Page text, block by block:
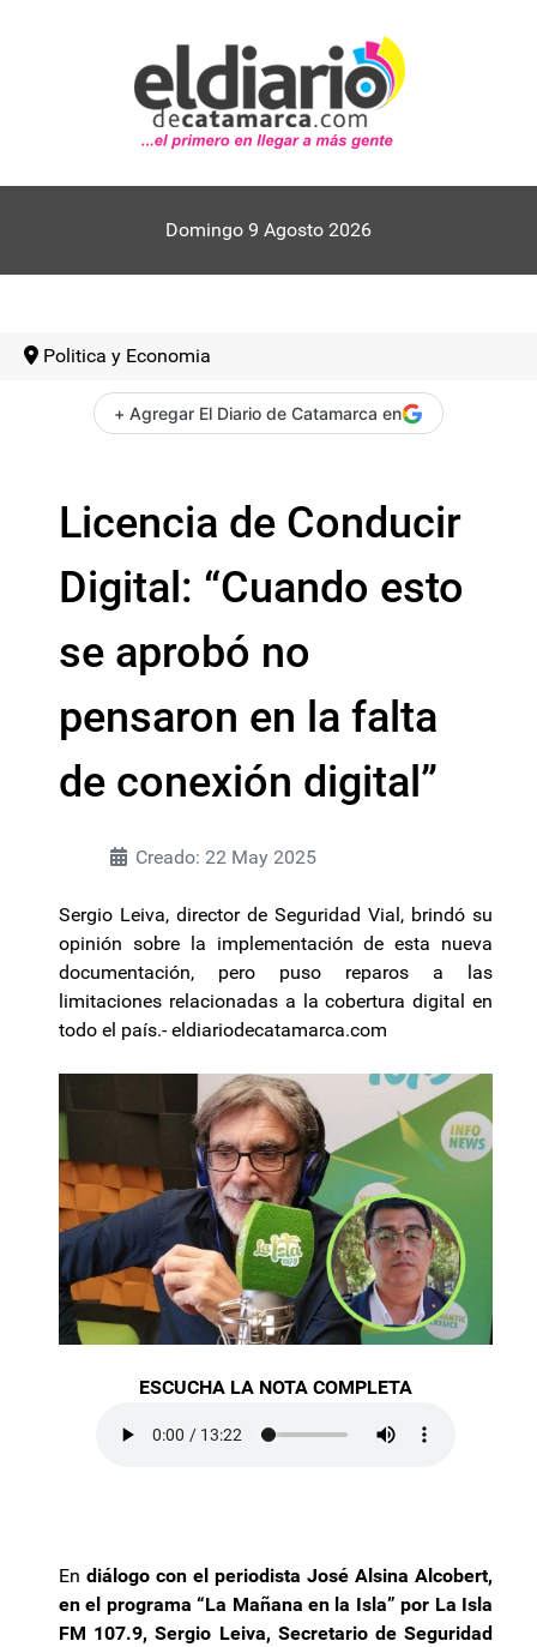
Domingo 9 Agosto 2026
Politica y Economia
+ Agregar El Diario de Catamarca en
Licencia de Conducir
Digital: “Cuando esto
se aprobó no
pensaron en la falta
de conexión digital”
Creado: 22 May 2025
Sergio Leiva, director de Seguridad Vial, brindó su
opinión sobre la implementación de esta nueva
documentación, pero puso reparos a las
limitaciones relacionadas a la cobertura digital en
todo el país.- eldiariodecatamarca.com
ESCUCHA LA NOTA COMPLETA
En diálogo con el periodista José Alsina Alcobert,
en el programa “La Mañana en la Isla” por La Isla
FM 107.9, Sergio Leiva, Secretario de Seguridad